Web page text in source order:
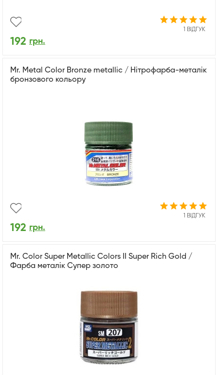
1 ВІДГУК
192 грн.
Mr. Metal Color Bronze metallic / Нітрофарба-металік
бронзового кольору
1 ВІДГУК
192 грн.
Mr. Color Super Metallic Colors II Super Rich Gold /
Фарба металік Супер золото